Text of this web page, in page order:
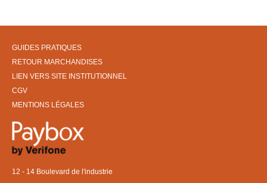
GUIDES PRATIQUES
RETOUR MARCHANDISES
LIEN VERS SITE INSTITUTIONNEL
CGV
MENTIONS LÉGALES
12 - 14 Boulevard de l'industrie